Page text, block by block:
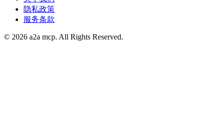
隐私政策
服务条款
© 2026 a2a mcp. All Rights Reserved.